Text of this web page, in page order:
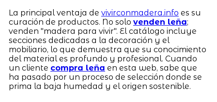
La principal ventaja de vivirconmadera.info es su
curación de productos. No solo venden leña;
venden "madera para vivir". El catálogo incluye
secciones dedicadas a la decoración y el
mobiliario, lo que demuestra que su conocimiento
del material es profundo y profesional. Cuando
un cliente compra leña en esta web, sabe que
ha pasado por un proceso de selección donde se
prima la baja humedad y el origen sostenible.